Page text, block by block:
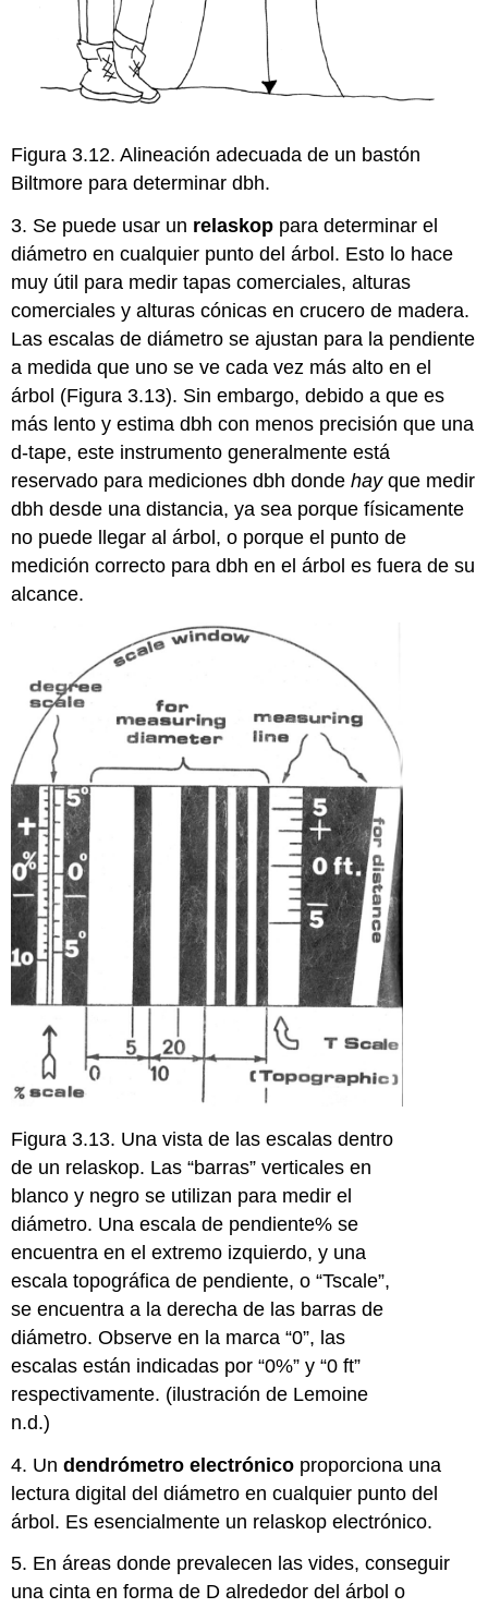
Figura 3.12. Alineación adecuada de un bastón
Biltmore para determinar dbh.
3. Se puede usar un relaskop para determinar el
diámetro en cualquier punto del árbol. Esto lo hace
muy útil para medir tapas comerciales, alturas
comerciales y alturas cónicas en crucero de madera.
Las escalas de diámetro se ajustan para la pendiente
a medida que uno se ve cada vez más alto en el
árbol (Figura 3.13). Sin embargo, debido a que es
más lento y estima dbh con menos precisión que una
d-tape, este instrumento generalmente está
reservado para mediciones dbh dondehayque medir
dbh desde una distancia, ya sea porque físicamente
no puede llegar al árbol, o porque el punto de
medición correcto para dbh en el árbol es fuera de su
alcance.
Figura 3.13. Una vista de las escalas dentro
de un relaskop. Las “barras” verticales en
blanco y negro se utilizan para medir el
diámetro. Una escala de pendiente% se
encuentra en el extremo izquierdo, y una
escala topográfica de pendiente, o “Tscale”,
se encuentra a la derecha de las barras de
diámetro. Observe en la marca “0”, las
escalas están indicadas por “0%” y “0 ft”
respectivamente. (ilustración de Lemoine
n.d.)
4. Undendrómetro electrónico proporciona una
lectura digital del diámetro en cualquier punto del
árbol. Es esencialmente un relaskop electrónico.
5. En áreas donde prevalecen las vides, conseguir
una cinta en forma de D alrededor del árbol o